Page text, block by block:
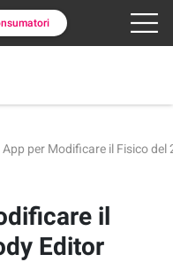
per Modificare il Fisico del
il
Editor